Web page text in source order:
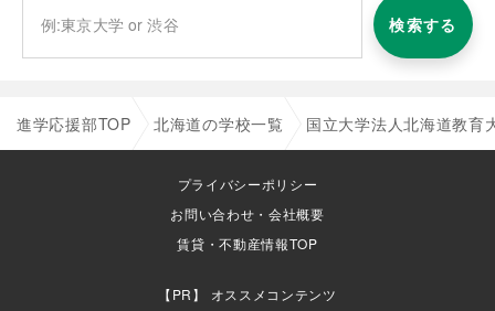
検索する
進学応援部TOP 北海道の学校一覧 国立大学法人北海道教育
プライバシーポリシー
お問い合わせ・会社概要
賃貸・不動産情報TOP
オススメコンテンツ